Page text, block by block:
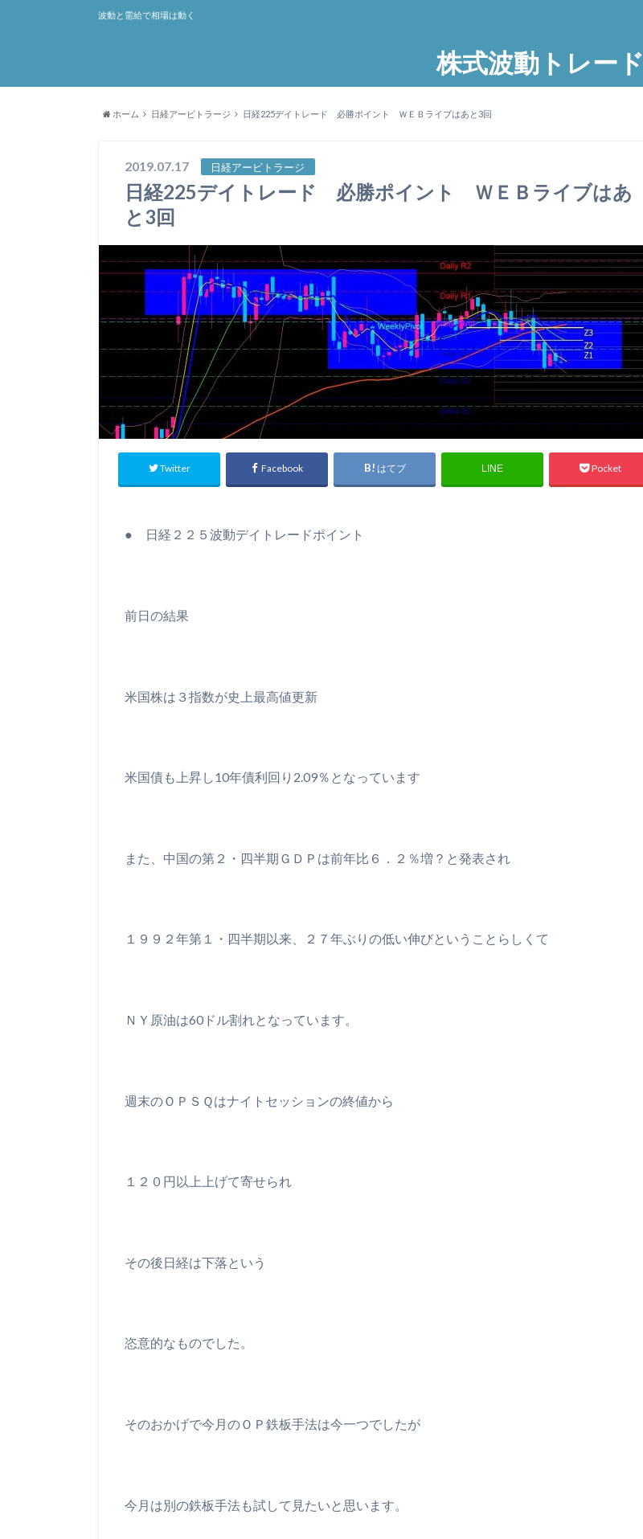
株式波動トレード
波動と需給で相場は動く
ホーム 日経アービトラージ 日経225デイトレード 必勝ポイント ＷＥＢライブはあと3回
2019.07.17 日経アービトラージ
日経225デイトレード 必勝ポイント ＷＥＢライブはあ
と3回
Twitter Facebook はてブ LINE Pocket
● 日経２２５波動デイトレードポイント
前日の結果
米国株は３指数が史上最高値更新
米国債も上昇し10年債利回り2.09％となっています
また、中国の第２・四半期ＧＤＰは前年比６．２％増？と発表され
１９９２年第１・四半期以来、２７年ぶりの低い伸びということらしくて
ＮＹ原油は60ドル割れとなっています。
週末のＯＰＳＱはナイトセッションの終値から
１２０円以上上げて寄せられ
その後日経は下落という
恣意的なものでした。
そのおかげで今月のＯＰ鉄板手法は今一つでしたが
今月は別の鉄板手法も試して見たいと思います。